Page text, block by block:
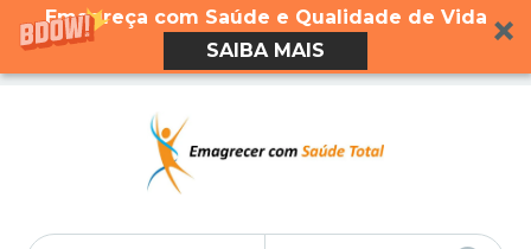
Emagreça com Saúde e Qualidade de Vida
SAIBA MAIS